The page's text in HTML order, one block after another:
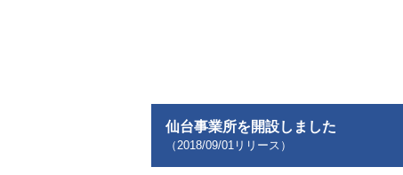
仙台事業所を開設しました
（2018/09/01リリース）